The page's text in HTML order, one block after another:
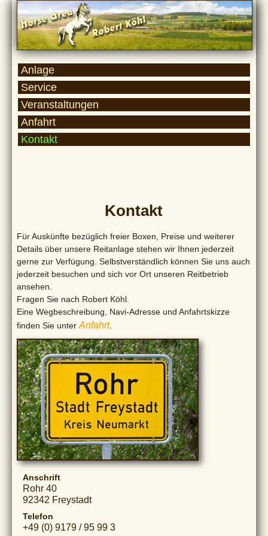
Anlage
Service
Veranstaltungen
Anfahrt
Kontakt
Kontakt
Für Auskünfte bezüglich freier Boxen, Preise und weiterer
Details über unsere Reitanlage stehen wir Ihnen jederzeit
gerne zur Verfügung. Selbstverständlich können Sie uns auch
jederzeit besuchen und sich vor Ort unseren Reitbetrieb
ansehen.
Fragen Sie nach Robert Köhl.
Eine Wegbeschreibung, Navi-Adresse und Anfahrtskizze
finden Sie unterAnfahrt.
Anschrift
Rohr 40
92342 Freystadt
Telefon
+49 (0) 9179 / 95 99 3